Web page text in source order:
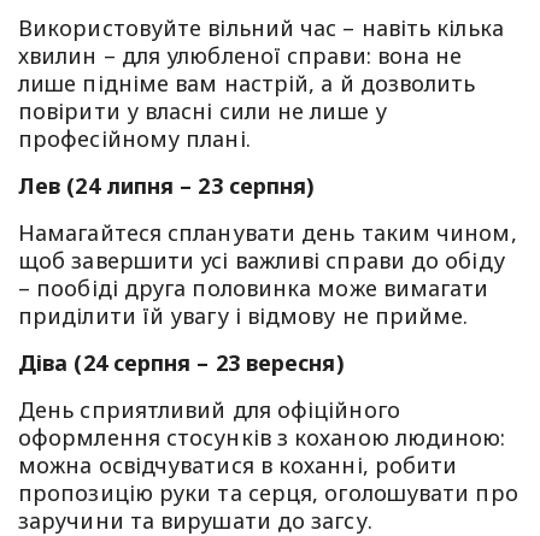
Використовуйте вільний час – навіть кілька
хвилин – для улюбленої справи: вона не
лише підніме вам настрій, а й дозволить
повірити у власні сили не лише у
професійному плані.
Лев (24 липня – 23 серпня)
Намагайтеся спланувати день таким чином,
щоб завершити усі важливі справи до обіду
– пообіді друга половинка може вимагати
приділити їй увагу і відмову не прийме.
Діва (24 серпня – 23 вересня)
День сприятливий для офіційного
оформлення стосунків з коханою людиною:
можна освідчуватися в коханні, робити
пропозицію руки та серця, оголошувати про
заручини та вирушати до загсу.